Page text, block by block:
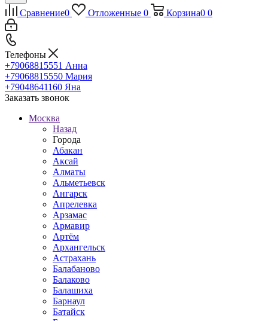
Сравнение0 Отложенные 0 Корзина0 0
Телефоны
+79068815551 Анна
+79068815550 Мария
+79048641160 Яна
Заказать звонок
Москва
Назад
Города
Абакан
Аксай
Алматы
Альметьевск
Ангарск
Апрелевка
Арзамас
Армавир
Артём
Архангельск
Астрахань
Балабаново
Балаково
Балашиха
Барнаул
Батайск